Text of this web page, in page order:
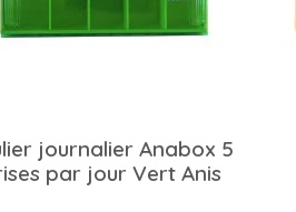
journalier Anabox 5
par jour Vert Anis